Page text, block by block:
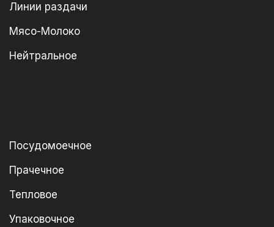
Линии раздачи
Мясо-Молоко
Нейтральное
Посудомоечное
Прачечное
Тепловое
Упаковочное